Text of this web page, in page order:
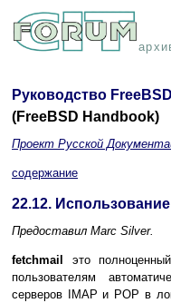
Руководство FreeBSD
(FreeBSD Handbook)
Проект Русской
содержание
22.12.
Предоставил Marc Silver.
fetchmail это
пользователям
серверов
IMAP и POP в